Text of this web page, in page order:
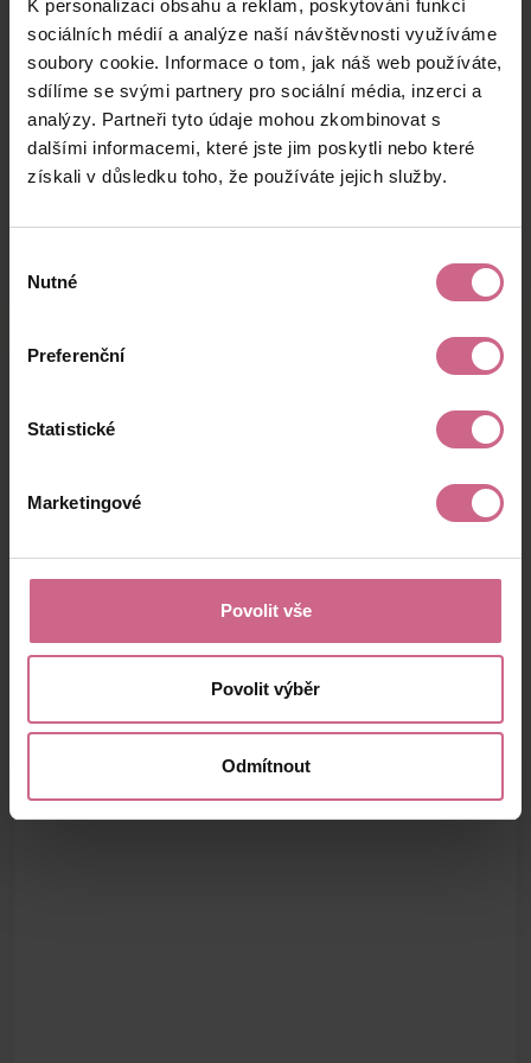
K personalizaci obsahu a reklam, poskytování funkcí
sociálních médií a analýze naší návštěvnosti využíváme
soubory cookie. Informace o tom, jak náš web používáte,
sdílíme se svými partnery pro sociální média, inzerci a
analýzy. Partneři tyto údaje mohou zkombinovat s
dalšími informacemi, které jste jim poskytli nebo které
získali v důsledku toho, že používáte jejich služby.
souhlasu
Nutné
Preferenční
Statistické
Marketingové
Povolit vše
Povolit výběr
Odmítnout
J****
S****
28. 10. 2025
20:24:27
P****
100 Kč
28. 10. 2025
20:21:19
100 Kč
M****
Š****
155 Kč
28. 10. 2025
20:11:26
155 Kč
keyboard_arrow_left keyboard_arrow_right